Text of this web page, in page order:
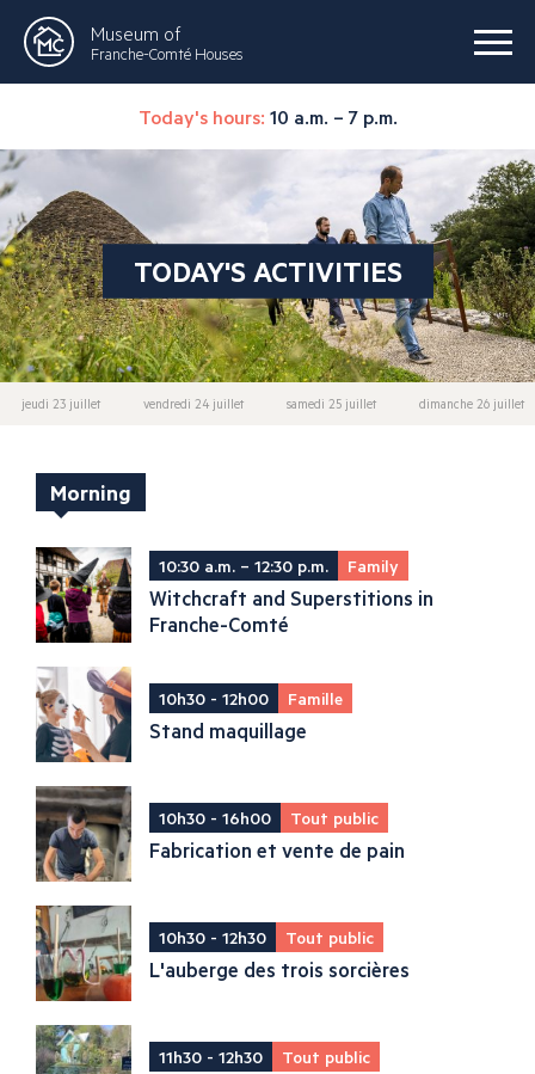
Museum of
Franche-Comté Houses
Today's hours: 10 a.m. – 7 p.m.
TODAY'S ACTIVITIES
jeudi 23 juillet vendredi 24 juillet samedi 25 juillet dimanche 26 juillet
Morning
10:30 a.m. – 12:30 p.m. Family
Witchcraft and Superstitions in
Franche-Comté
10h30 - 12h00 Famille
Stand maquillage
10h30 - 16h00 Tout public
Fabrication et vente de pain
10h30 - 12h30 Tout public
L'auberge des trois sorcières
11h30 - 12h30 Tout public